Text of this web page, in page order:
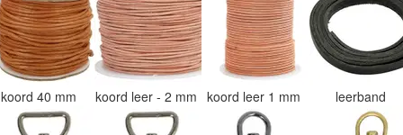
koord 40 mm koord leer - 2 mm koord leer 1 mm leerband